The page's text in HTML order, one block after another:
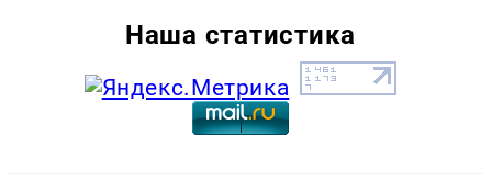
Наша статистика